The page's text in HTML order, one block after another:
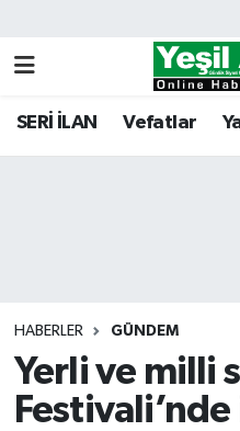
SERİ İLAN Vefatlar
HABERLER GÜNDEM
Yerli ve milli
Kahramanmaraş
Tüm Manşetler
Son Dakika